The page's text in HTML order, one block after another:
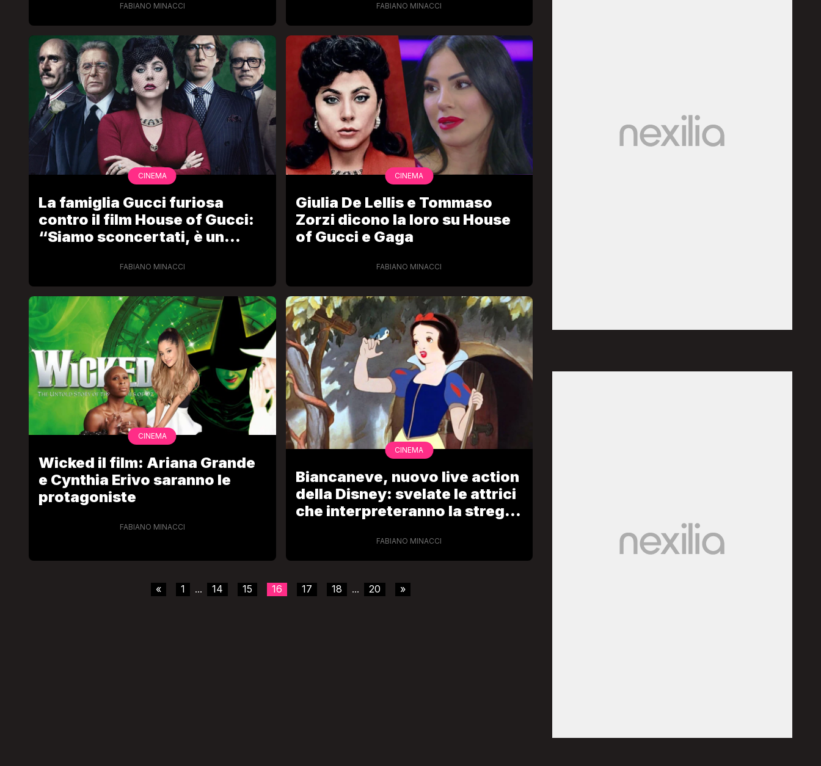
FABIANO MINACCI FABIANO MINACCI
CINEMA
La famiglia Gucci furiosa
contro il film House of Gucci:
“Siamo sconcertati, è un
FABIANO MINACCI
CINEMA
Giulia De Lellis e Tommaso
Zorzi dicono la loro su House
of Gucci e Gaga
FABIANO MINACCI
CINEMA
Wicked il film: Ariana Grande
e Cynthia Erivo saranno le
protagoniste
FABIANO MINACCI
CINEMA
Biancaneve, nuovo live action
della Disney: svelate le attrici
che interpreteranno la strega
FABIANO MINACCI
« 1 ... 14 15 16 17 18 ... 20 »